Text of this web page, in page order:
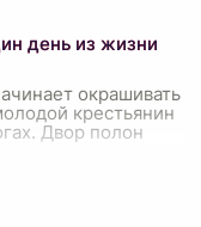
день из жизни
окрашивать
крестьянин
Двор полон